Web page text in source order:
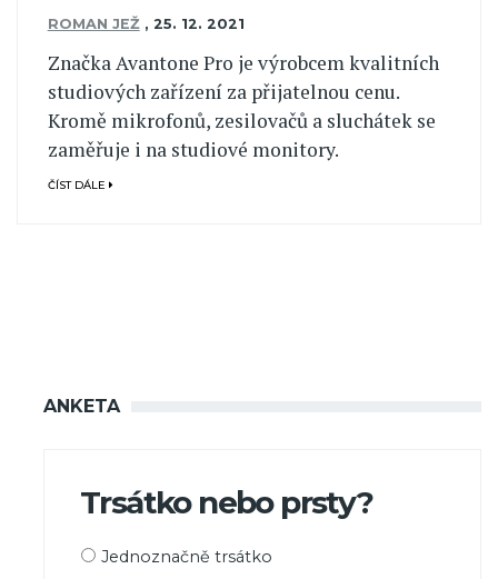
ROMAN JEŽ , 25. 12. 2021
Značka Avantone Pro je výrobcem kvalitních
studiových zařízení za přijatelnou cenu.
Kromě mikrofonů, zesilovačů a sluchátek se
zaměřuje i na studiové monitory.
ČÍST DÁLE
ANKETA
Trsátko nebo prsty?
Možnosti
Jednoznačně trsátko